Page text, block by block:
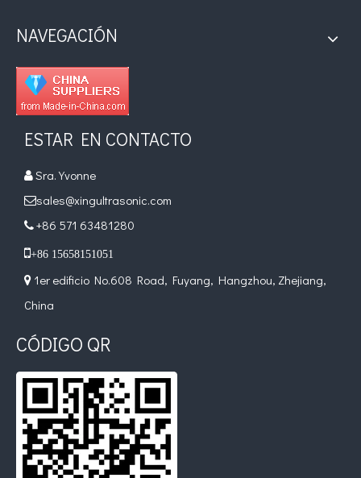
NAVEGACIÓN
ESTAR EN CONTACTO
 Sra. Yvonne
sales@xingultrasonic.com
 +86 571 63481280
+86 15658151051
 1er edificio No.608 Road, Fuyang, Hangzhou, Zhejiang,
China
CÓDIGO QR